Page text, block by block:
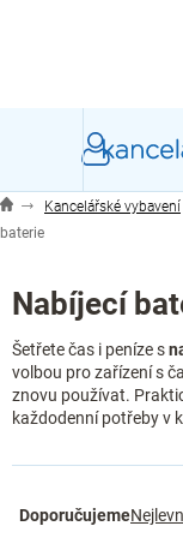
Kancelářské vybavení
baterie
Nabíjecí
Šetřete čas i peníze s
volbou pro zařízení s
znovu používat.
každodenní potřeby v
a
Doporučujeme